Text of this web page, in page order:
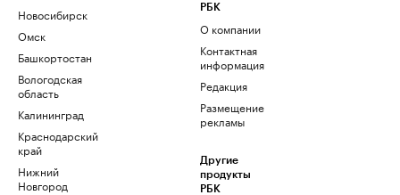
Новосибирск
Омск
Башкортостан
Вологодская
область
Калининград
Краснодарский
край
Нижний
Новгород
РБК
О компании
Контактная
информация
Редакция
Размещение
рекламы
Другие
продукты
РБК